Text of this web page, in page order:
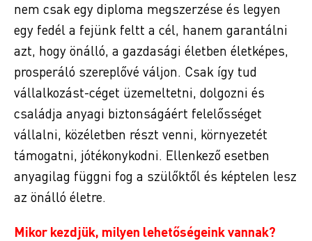
nem csak egy diploma megszerzése és legyen
egy fedél a fejünk feltt a cél, hanem garantálni
azt, hogy önálló, a gazdasági életben életképes,
prosperáló szereplővé váljon. Csak így tud
vállalkozást-céget üzemeltetni, dolgozni és
családja anyagi biztonságáért felelősséget
vállalni, közéletben részt venni, környezetét
támogatni, jótékonykodni. Ellenkező esetben
anyagilag függni fog a szülőktől és képtelen lesz
az önálló életre.
Mikor kezdjük, milyen lehetőségeink vannak?